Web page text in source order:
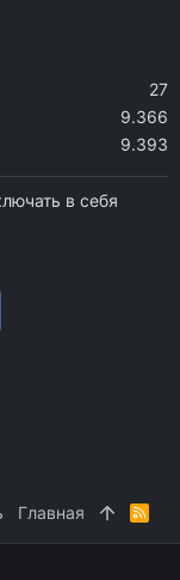
27
9.366
9.393
в себя
Главная
R